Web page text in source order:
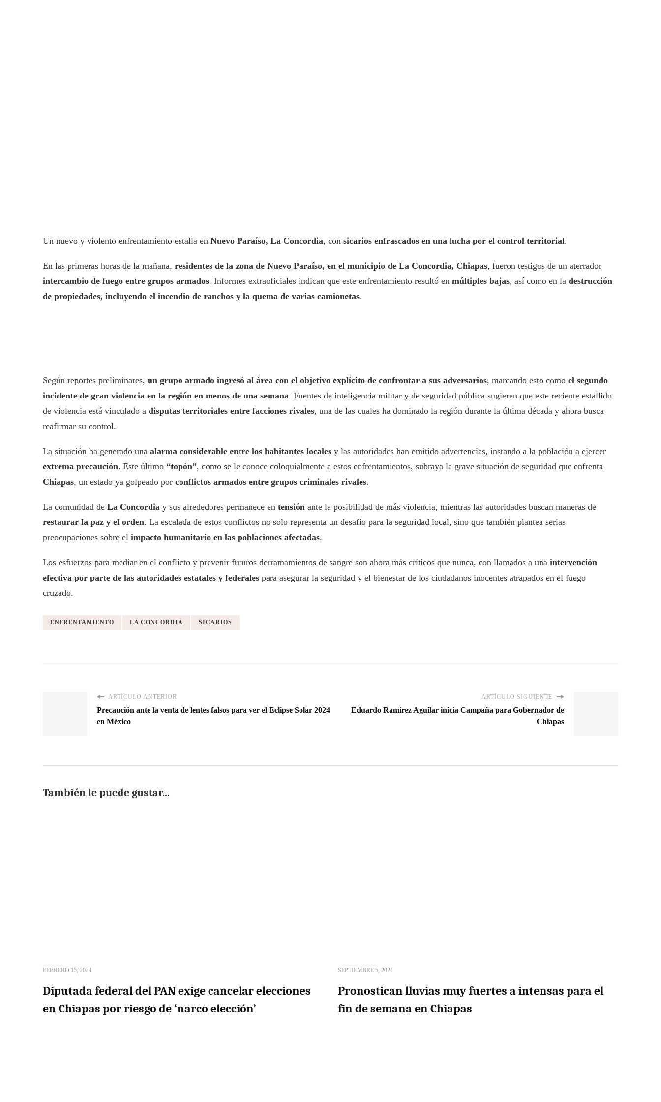
Un nuevo y violento enfrentamiento estalla en Nuevo Paraíso, La Concordia, con sicarios enfrascados en una lucha por el control territorial.
En las primeras horas de la mañana, residentes de la zona de Nuevo Paraíso, en el municipio de La Concordia, Chiapas, fueron testigos de un aterrador
intercambio de fuego entre grupos armados. Informes extraoficiales indican que este enfrentamiento resultó en múltiples bajas, así como en la destrucción
de propiedades, incluyendo el incendio de ranchos y la quema de varias camionetas.
Según reportes preliminares, un grupo armado ingresó al área con el objetivo explícito de confrontar a sus adversarios, marcando esto como el segundo
incidente de gran violencia en la región en menos de una semana. Fuentes de inteligencia militar y de seguridad pública sugieren que este reciente estallido
de violencia está vinculado a disputas territoriales entre facciones rivales, una de las cuales ha dominado la región durante la última década y ahora busca
reafirmar su control.
La situación ha generado una alarma considerable entre los habitantes locales y las autoridades han emitido advertencias, instando a la población a ejercer
extrema precaución. Este último “topón”, como se le conoce coloquialmente a estos enfrentamientos, subraya la grave situación de seguridad que enfrenta
Chiapas, un estado ya golpeado por conflictos armados entre grupos criminales rivales.
La comunidad de La Concordia y sus alrededores permanece en tensión ante la posibilidad de más violencia, mientras las autoridades buscan maneras de
restaurar la paz y el orden. La escalada de estos conflictos no solo representa un desafío para la seguridad local, sino que también plantea serias
preocupaciones sobre el impacto humanitario en las poblaciones afectadas.
Los esfuerzos para mediar en el conflicto y prevenir futuros derramamientos de sangre son ahora más críticos que nunca, con llamados a una intervención
efectiva por parte de las autoridades estatales y federales para asegurar la seguridad y el bienestar de los ciudadanos inocentes atrapados en el fuego
cruzado.
ENFRENTAMIENTO LA CONCORDIA SICARIOS
ARTÍCULO ANTERIOR
Precaución ante la venta de lentes falsos para ver el Eclipse Solar 2024
en México
ARTÍCULO SIGUIENTE
Eduardo Ramírez Aguilar inicia Campaña para Gobernador de
Chiapas
También le puede gustar...
FEBRERO 15, 2024
Diputada federal del PAN exige cancelar elecciones
en Chiapas por riesgo de ‘narco elección’
SEPTIEMBRE 5, 2024
Pronostican lluvias muy fuertes a intensas para el
fin de semana en Chiapas